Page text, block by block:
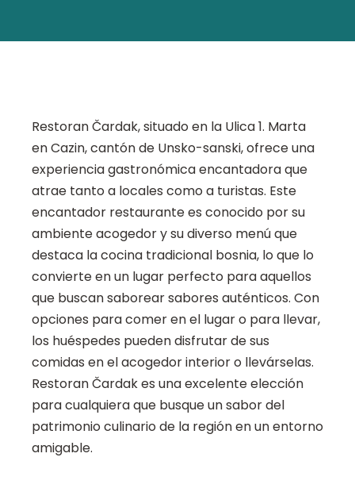
Restoran Čardak, situado en la Ulica 1. Marta
en Cazin, cantón de Unsko-sanski, ofrece una
experiencia gastronómica encantadora que
atrae tanto a locales como a turistas. Este
encantador restaurante es conocido por su
ambiente acogedor y su diverso menú que
destaca la cocina tradicional bosnia, lo que lo
convierte en un lugar perfecto para aquellos
que buscan saborear sabores auténticos. Con
opciones para comer en el lugar o para llevar,
los huéspedes pueden disfrutar de sus
comidas en el acogedor interior o llevárselas.
Restoran Čardak es una excelente elección
para cualquiera que busque un sabor del
patrimonio culinario de la región en un entorno
amigable.